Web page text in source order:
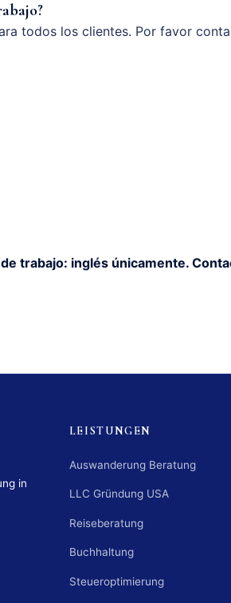
todos los clientes. Por favor
trabajo: inglés únicamente.
in
LEISTUNGEN
Auswanderung Beratung
LLC Gründung USA
Reiseberatung
Buchhaltung
Steueroptimierung